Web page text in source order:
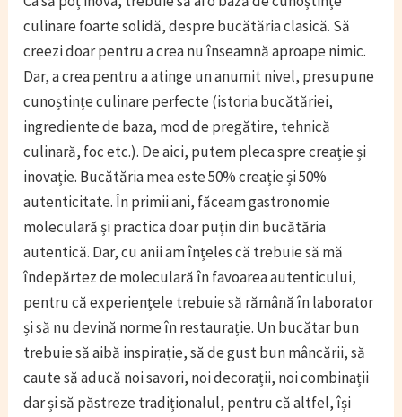
culinare foarte solidă, despre bucătăria clasică. Să
creezi doar pentru a crea nu înseamnă aproape nimic.
Dar, a crea pentru a atinge un anumit nivel, presupune
cunoștințe culinare perfecte (istoria bucătăriei,
ingrediente de baza, mod de pregătire, tehnică
culinară, foc etc.). De aici, putem pleca spre creație și
inovație. Bucătăria mea este 50% creație și 50%
autenticitate. În primii ani, făceam gastronomie
moleculară și practica doar puțin din bucătăria
autentică. Dar, cu anii am înțeles că trebuie să mă
îndepărtez de moleculară în favoarea autenticului,
pentru că experiențele trebuie să rămână în laborator
și să nu devină norme în restaurație. Un bucătar bun
trebuie să aibă inspirație, să de gust bun mâncării, să
caute să aducă noi savori, noi decorații, noi combinații
dar și să păstreze tradiționalul, pentru că altfel, își